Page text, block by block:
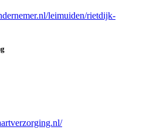
leimuiden/rietdijk-